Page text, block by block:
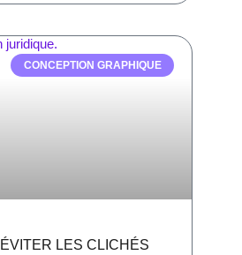
CONCEPTION GRAPHIQUE
LES CLICHÉS